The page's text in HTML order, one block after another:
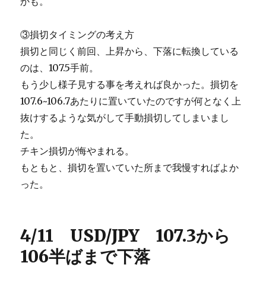
③損切タイミングの考え方
損切と同じく前回、上昇から、下落に転換している
のは、107.5手前。
もう少し様子見する事を考えれば良かった。損切を
107.6~106.7あたりに置いていたのですが何となく上
抜けするような気がして手動損切してしまいまし
た。
チキン損切が悔やまれる。
もともと、損切を置いていた所まで我慢すればよか
った。
4/11 USD/JPY 107.3から
106半ばまで下落